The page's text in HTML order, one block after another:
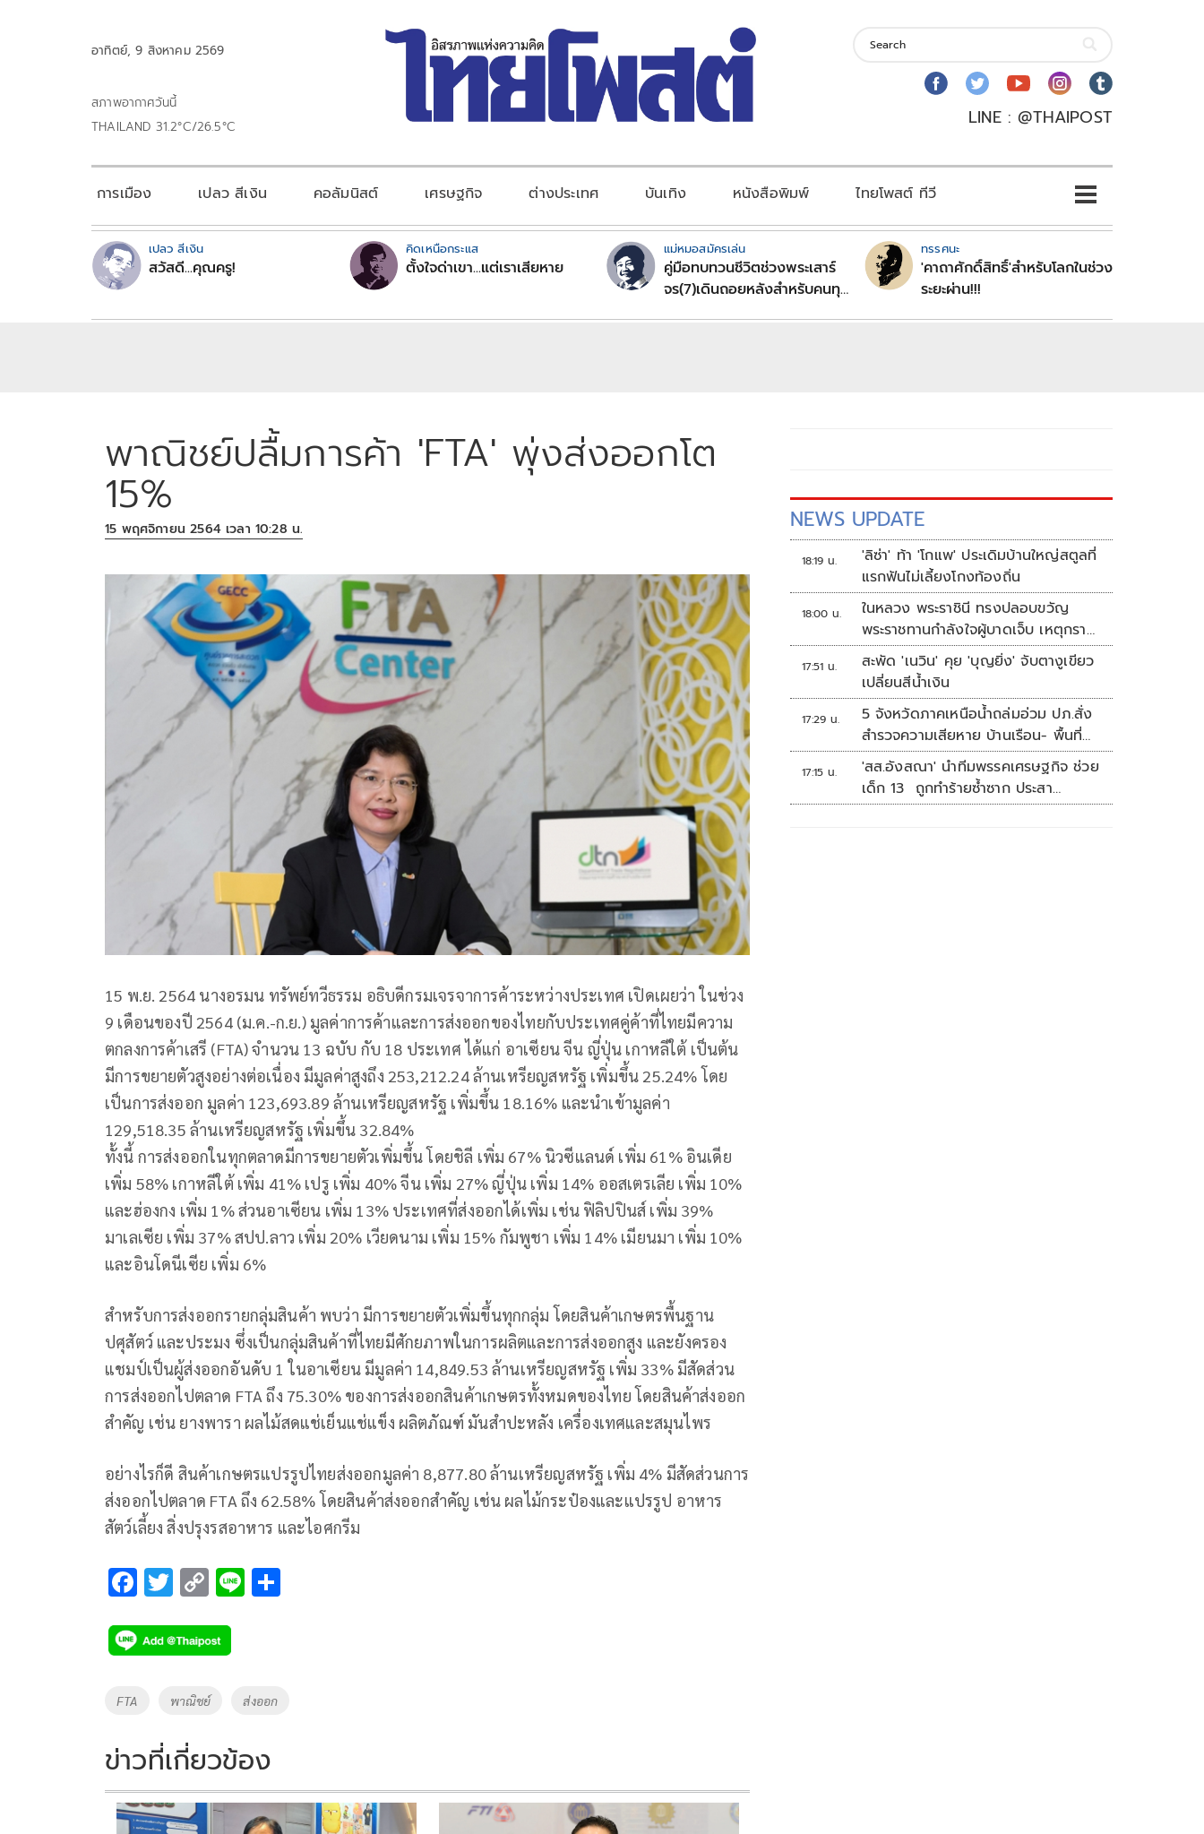
อาทิตย์, 9 สิงหาคม 2569
สภาพอากาศวันนี้
THAILAND 31.2°C/26.5°C
LINE : @THAIPOST
การเมือง เปลว สีเงิน คอลัมนิสต์ เศรษฐกิจ ต่างประเทศ บันเทิง หนังสือพิมพ์ ไทยโพสต์ ทีวี
เปลว สีเงิน
สวัสดี...คุณครู!
คิดเหนือกระแส
ตั้งใจด่าเขา...แต่เราเสียหาย
แม่หมอสมัครเล่น
คู่มือทบทวนชีวิตช่วงพระเสาร์
จร(7)เดินถอยหลังสำหรับคนทุก
ทรรศนะ
'คาถาศักดิ์สิทธิ์'สำหรับโลกในช่วง
ระยะผ่าน!!!
พาณิชย์ปลื้มการค้า 'FTA' พุ่งส่งออกโต
15%
15 พฤศจิกายน 2564 เวลา 10:28 น.
15 พ.ย. 2564 นางอรมน ทรัพย์ทวีธรรม อธิบดีกรมเจรจาการค้าระหว่างประเทศ เปิดเผยว่า ในช่วง
9 เดือนของปี 2564 (ม.ค.-ก.ย.) มูลค่าการค้าและการส่งออกของไทยกับประเทศคู่ค้าที่ไทยมีความ
ตกลงการค้าเสรี (FTA) จำนวน 13 ฉบับ กับ 18 ประเทศ ได้แก่ อาเซียน จีน ญี่ปุ่น เกาหลีใต้ เป็นต้น
มีการขยายตัวสูงอย่างต่อเนื่อง มีมูลค่าสูงถึง 253,212.24 ล้านเหรียญสหรัฐ เพิ่มขึ้น 25.24% โดย
เป็นการส่งออก มูลค่า 123,693.89 ล้านเหรียญสหรัฐ เพิ่มขึ้น 18.16% และนำเข้ามูลค่า
129,518.35 ล้านเหรียญสหรัฐ เพิ่มขึ้น 32.84%
ทั้งนี้ การส่งออกในทุกตลาดมีการขยายตัวเพิ่มขึ้น โดยชิลี เพิ่ม 67% นิวซีแลนด์ เพิ่ม 61% อินเดีย
เพิ่ม 58% เกาหลีใต้ เพิ่ม 41% เปรู เพิ่ม 40% จีน เพิ่ม 27% ญี่ปุ่น เพิ่ม 14% ออสเตรเลีย เพิ่ม 10%
และฮ่องกง เพิ่ม 1% ส่วนอาเซียน เพิ่ม 13% ประเทศที่ส่งออกได้เพิ่ม เช่น ฟิลิปปินส์ เพิ่ม 39%
มาเลเซีย เพิ่ม 37% สปป.ลาว เพิ่ม 20% เวียดนาม เพิ่ม 15% กัมพูชา เพิ่ม 14% เมียนมา เพิ่ม 10%
และอินโดนีเซีย เพิ่ม 6%
สำหรับการส่งออกรายกลุ่มสินค้า พบว่า มีการขยายตัวเพิ่มขึ้นทุกกลุ่ม โดยสินค้าเกษตรพื้นฐาน
ปศุสัตว์ และประมง ซึ่งเป็นกลุ่มสินค้าที่ไทยมีศักยภาพในการผลิตและการส่งออกสูง และยังครอง
แชมป์เป็นผู้ส่งออกอันดับ 1 ในอาเซียน มีมูลค่า 14,849.53 ล้านเหรียญสหรัฐ เพิ่ม 33% มีสัดส่วน
การส่งออกไปตลาด FTA ถึง 75.30% ของการส่งออกสินค้าเกษตรทั้งหมดของไทย โดยสินค้าส่งออก
สำคัญ เช่น ยางพารา ผลไม้สดแช่เย็นแช่แข็ง ผลิตภัณฑ์ มันสำปะหลัง เครื่องเทศและสมุนไพร
อย่างไรก็ดี สินค้าเกษตรแปรรูปไทยส่งออกมูลค่า 8,877.80 ล้านเหรียญสหรัฐ เพิ่ม 4% มีสัดส่วนการ
ส่งออกไปตลาด FTA ถึง 62.58% โดยสินค้าส่งออกสำคัญ เช่น ผลไม้กระป๋องและแปรรูป อาหาร
สัตว์เลี้ยง สิ่งปรุงรสอาหาร และไอศกรีม
F
e
b
k
T
tt
er
C
p
y
Li
k
Li
Tags
FTA พาณิชย์ ส่งออก
ข่าวที่เกี่ยวข้อง
NEWS UPDATE
18:19 น.
'ลิซ่า' ท้า 'โกแพ' ประเดิมบ้านใหญ่สตูลที่
แรกฟันไม่เลี้ยงโกงท้องถิ่น
18:00 น.
ในหลวง พระราชินี ทรงปลอบขวัญ
พระราชทานกำลังใจผู้บาดเจ็บ เหตุกราด
ยิง รร.เทพศิรินทร์นนทบุรี
17:51 น.
สะพัด 'เนวิน' คุย 'บุญยิ่ง' จับตางูเขียว
เปลี่ยนสีน้ำเงิน
17:29 น.
5 จังหวัดภาคเหนือน้ำถล่มอ่วม ปภ.สั่ง
สำรวจความเสียหาย บ้านเรือน- พื้นที่
เกษตร
17:15 น.
'สส.อังสณา' นำทีมพรรคเศรษฐกิจ ช่วย
เด็ก 13 ถูกทำร้ายซ้ำซาก ประสา
นพม.เข้าคุ้มครอง